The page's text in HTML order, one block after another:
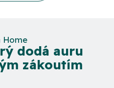
Home
dodá auru
zákoutím